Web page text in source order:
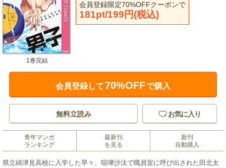
会員登録限定70%OFFクーポンで
181pt/199円(税込)
1巻完結
会員登録して70%OFFで購入
無料立読み お気に入り
青年マンガ
ランキング
最新刊
を見る
新刊
自動購入
県立綿津見高校に入学した早々、喧嘩沙汰で職員室に呼び出された田北太